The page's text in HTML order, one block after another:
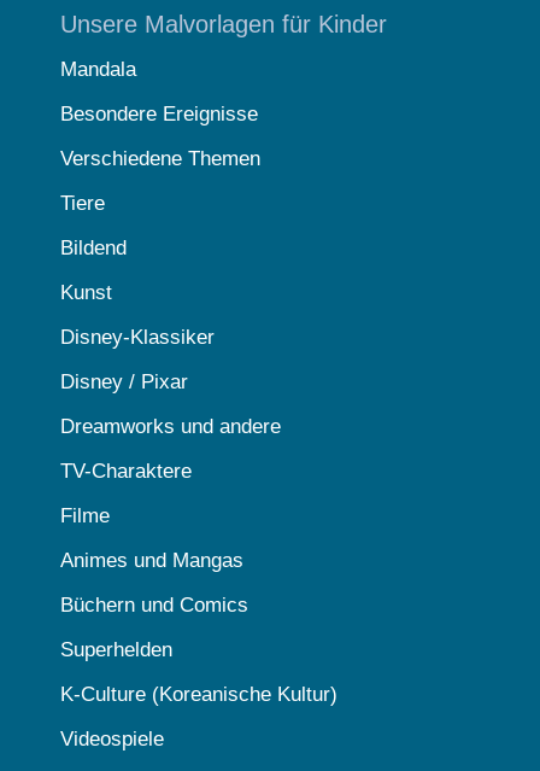
Unsere Malvorlagen für Kinder
Mandala
Besondere Ereignisse
Verschiedene Themen
Tiere
Bildend
Kunst
Disney-Klassiker
Disney / Pixar
Dreamworks und andere
TV-Charaktere
Filme
Animes und Mangas
Büchern und Comics
Superhelden
K-Culture (Koreanische Kultur)
Videospiele